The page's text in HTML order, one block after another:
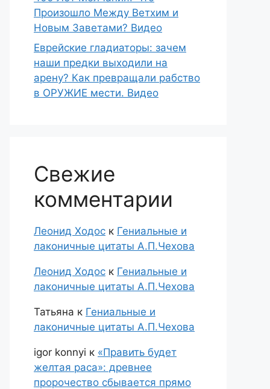
Произошло Между Ветхим и
Новым Заветами? Видео
Еврейские гладиаторы: зачем
наши предки выходили на
арену? Как превращали рабство
в ОРУЖИЕ мести. Видео
Свежие
комментарии
Леонид Ходос к Гениальные и
лаконичные цитаты А.П.Чехова
Леонид Ходос к Гениальные и
лаконичные цитаты А.П.Чехова
Татьяна к Гениальные и
лаконичные цитаты А.П.Чехова
igor konnyi к «Править будет
желтая раса»: древнее
пророчество сбывается прямо